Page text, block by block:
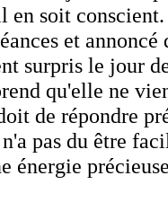
en soit
et
surpris le jour
qu'elle ne
de répondre
pas du être
énergie